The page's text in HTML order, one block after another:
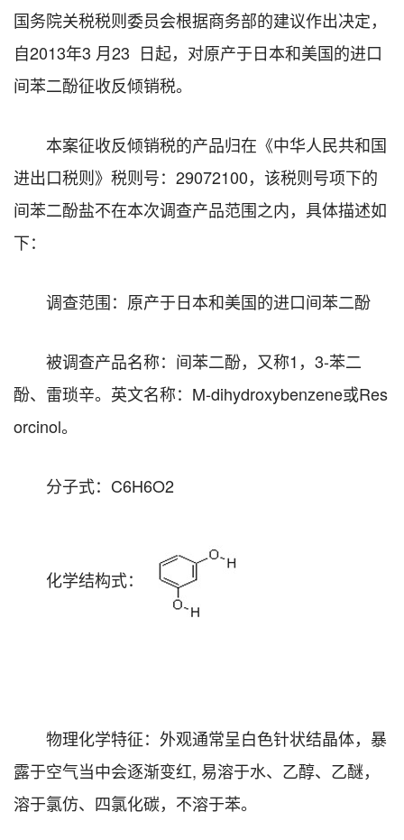
国务院关税税则委员会根据商务部的建议作出决定，
自2013年3 月23 日起，对原产于日本和美国的进口
间苯二酚征收反倾销税。
本案征收反倾销税的产品归在《中华人民共和国
进出口税则》税则号：29072100，该税则号项下的
间苯二酚盐不在本次调查产品范围之内，具体描述如
下：
调查范围：原产于日本和美国的进口间苯二酚
被调查产品名称：间苯二酚，又称1，3-苯二
酚、雷琐辛。英文名称：M-dihydroxybenzene或Res
orcinol。
分子式：C6H6O2
化学结构式：
物理化学特征：外观通常呈白色针状结晶体，暴
露于空气当中会逐渐变红, 易溶于水、乙醇、乙醚，
溶于氯仿、四氯化碳，不溶于苯。